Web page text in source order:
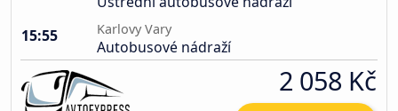
15:55
Karlovy Vary
Autobusové nádraží
2 058 Kč